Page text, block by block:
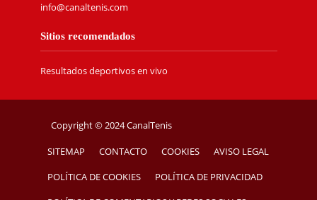
info@canaltenis.com
Sitios recomendados
Resultados deportivos en vivo
Copyright © 2024 CanalTenis
SITEMAP CONTACTO COOKIES AVISO LEGAL
POLÍTICA DE COOKIES POLÍTICA DE PRIVACIDAD